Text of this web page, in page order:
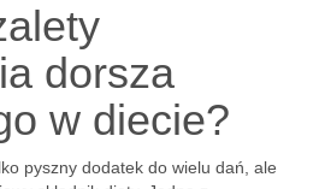
dorsza
w diecie?
pyszny dodatek do wielu dań, ale